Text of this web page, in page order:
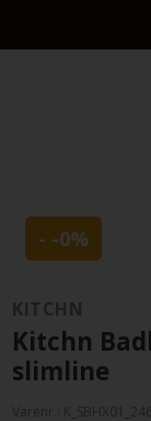
- -0%
Kitchn
slimline